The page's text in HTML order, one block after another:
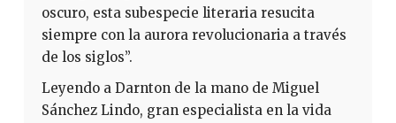
oscuro, esta subespecie literaria resucita
siempre con la aurora revolucionaria a través
de los siglos”.
Leyendo a Darnton de la mano de Miguel
Sánchez Lindo, gran especialista en la vida